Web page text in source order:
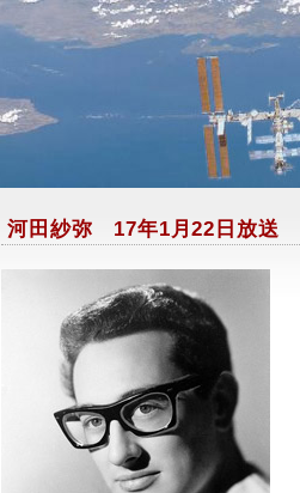
河田紗弥 17年1月22日放送